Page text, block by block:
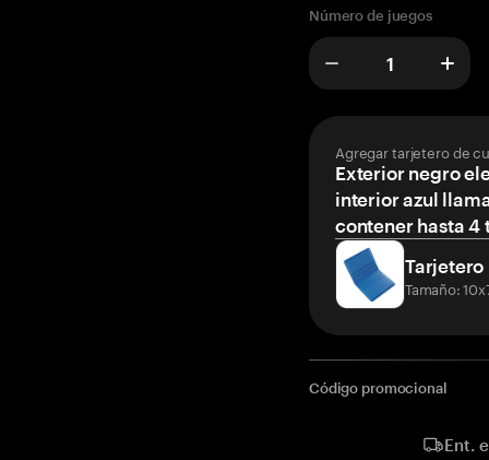
Número de juegos
Agregar tarjetero de
Exterior negro
interior azul
contener hasta 4
Tarjetero
Tamaño:
Código promocional
Ent.